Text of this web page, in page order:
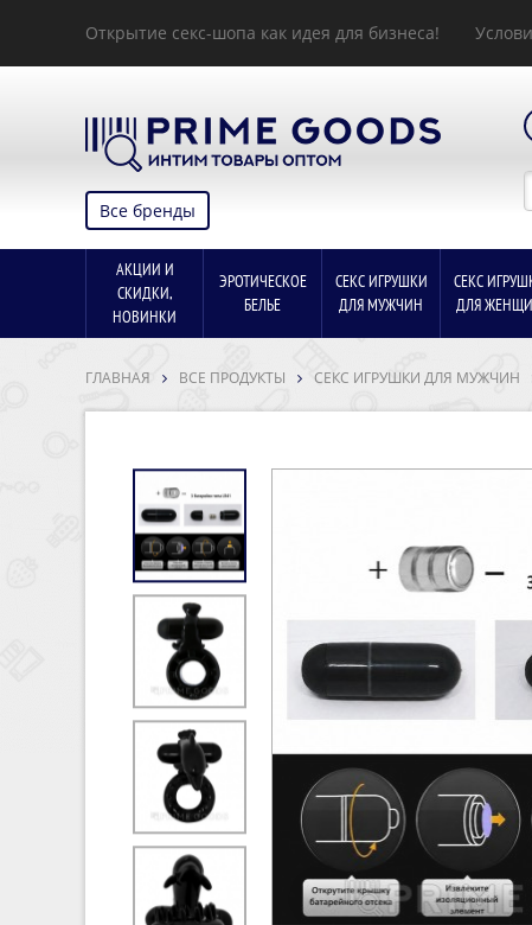
Открытие секс-шопа как идея для бизнеса!
Все бренды
АКЦИИ И
СКИДКИ,
НОВИНКИ
ЭРОТИЧЕСКОЕ
БЕЛЬЕ
СЕКС ИГРУШКИ
ДЛЯ МУЖЧИН
СЕКС
ДЛЯ
ГЛАВНАЯ ВСЕ ПРОДУКТЫ СЕКС ИГРУШКИ ДЛЯ МУЖЧИН